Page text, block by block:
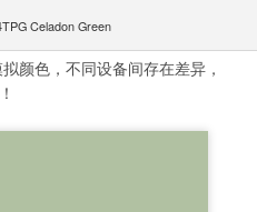
Celadon Green
颜色，不同设备间存在差异，